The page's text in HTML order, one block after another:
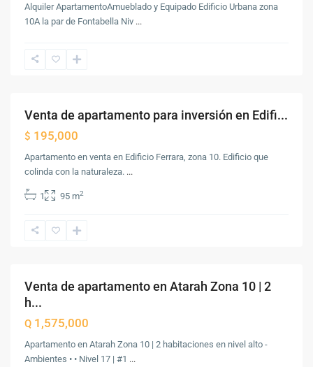
Alquiler ApartamentoAmueblado y Equipado Edificio Urbana zona
10A la par de Fontabella Niv ...
Zona
de
Venta
Venta de apartamento para inversión en Edifi...
$ 195,000
Apartamento en venta en Edificio Ferrara, zona 10. Edificio que
colinda con la naturaleza. ...
1 95 m2
Zona
10,
de
Venta
Venta de apartamento en Atarah Zona 10 | 2
h...
Q 1,575,000
Apartamento en Atarah Zona 10 | 2 habitaciones en nivel alto -
Ambientes • • Nivel 17 | #1 ...